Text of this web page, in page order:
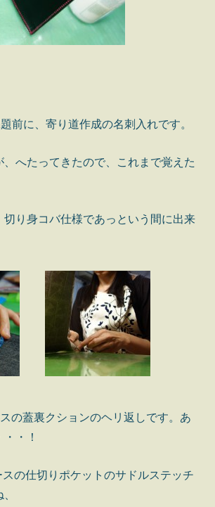
前に、寄り道作成の名刺入れです。
へたってきたので、これまで覚えた
切り身コバ仕様であっという間に出来
の蓋裏クションのヘリ返しです。あ
・！
の仕切りポケットのサドルステッチ